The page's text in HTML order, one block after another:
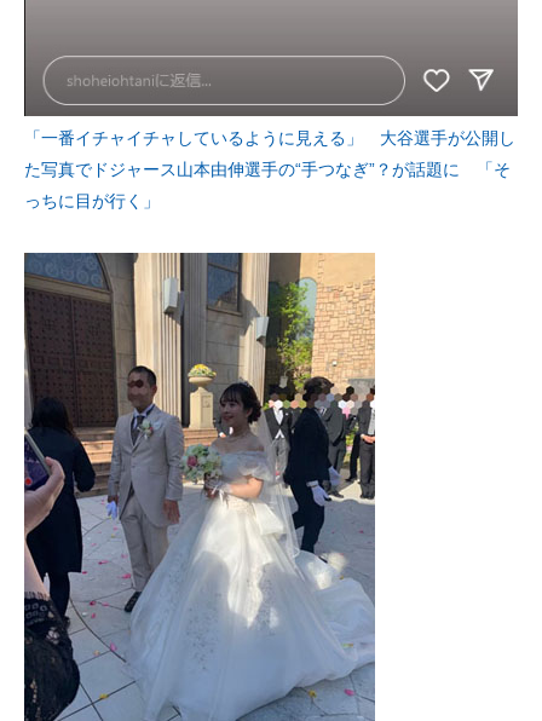
「一番イチャイチャしているように見える」 大谷選手が公開し
た写真でドジャース山本由伸選手の“手つなぎ”？が話題に 「そ
っちに目が行く」